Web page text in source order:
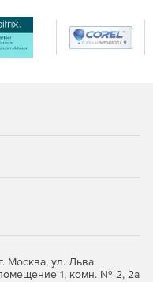
пропускания и
Analyzer:
Москва, ул. Льва
1, комн. № 2, 2а